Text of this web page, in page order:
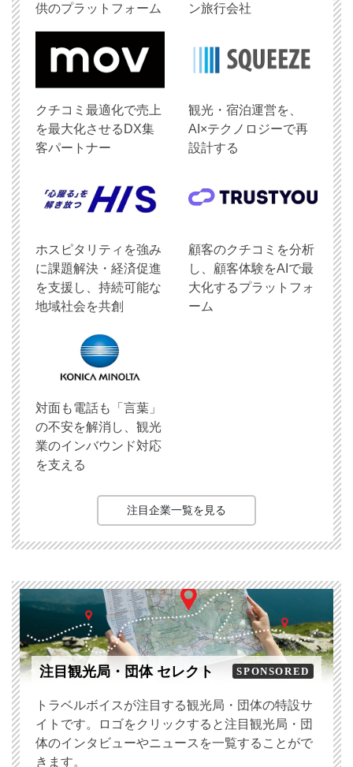
供のプラットフォーム
ン旅行会社
クチコミ最適化で売上
を最大化させるDX集
客パートナー
観光・宿泊運営を、
AI×テクノロジーで再
設計する
ホスピタリティを強み
に課題解決・経済促進
を支援し、持続可能な
地域社会を共創
顧客のクチコミを分析
し、顧客体験をAIで最
大化するプラットフォ
ーム
対面も電話も「言葉」
の不安を解消し、観光
業のインバウンド対応
を支える
注目企業一覧を見る
注目観光局・団体 セレクト SPONSORED
トラベルボイスが注目する観光局・団体の特設サ
イトです。ロゴをクリックすると注目観光局・団
体のインタビューやニュースを一覧することがで
きます。